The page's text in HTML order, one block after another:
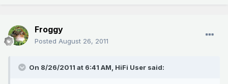
Froggy
Posted August 26, 2011
On 8/26/2011 at 6:41 AM, HiFi User said: